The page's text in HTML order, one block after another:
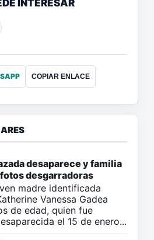
INTERESAR
COPIAR ENLACE
desaparece y familia
desgarradoras
madre identificada
Vanessa Gadea
de edad, quien fue
el 15 de enero...